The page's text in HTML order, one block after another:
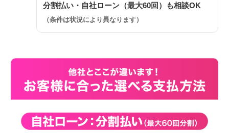
分割払い・自社ローン（最大60回）も相談OK
（条件は状況により異なります）